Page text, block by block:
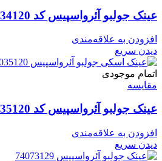
عینک جولبو آئرواسپیس کد 74034120
افزودن به علاقه‌مندی
دیدن سریع
اتمام موجودی
مقایسه
عینک جولبو آئرواسپیس کد 74035120
افزودن به علاقه‌مندی
دیدن سریع